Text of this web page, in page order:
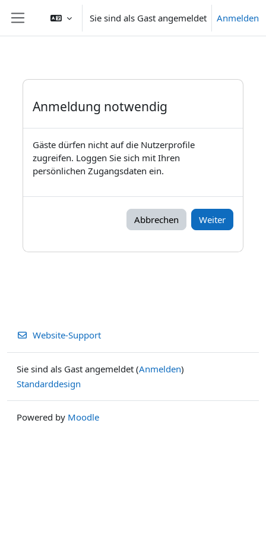
Website-Übersicht
Sie sind als Gast angemeldet Anmelden
Anmeldung notwendig
Gäste dürfen nicht auf die Nutzerprofile
zugreifen. Loggen Sie sich mit Ihren
persönlichen Zugangsdaten ein.
Abbrechen Weiter
Website-Support
Sie sind als Gast angemeldet (Anmelden)
Standarddesign
Powered by Moodle